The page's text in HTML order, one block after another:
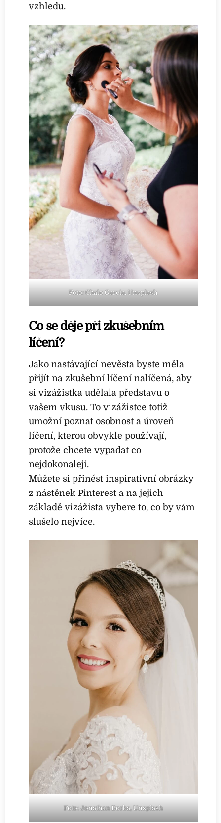
vzhledu.
Foto: Chalo Garcia, Unsplash
Co se děje při zkušebním
líčení?
Jako nastávající nevěsta byste měla
přijít na zkušební líčení nalíčená, aby
si vizážistka udělala představu o
vašem vkusu. To vizážistce totiž
umožní poznat osobnost a úroveň
líčení, kterou obvykle používají,
protože chcete vypadat co
nejdokonaleji.
Můžete si přinést inspirativní obrázky
z nástěnek Pinterest a na jejich
základě vizážista vybere to, co by vám
slušelo nejvíce.
Foto: Jonathan Borba, Unsplash